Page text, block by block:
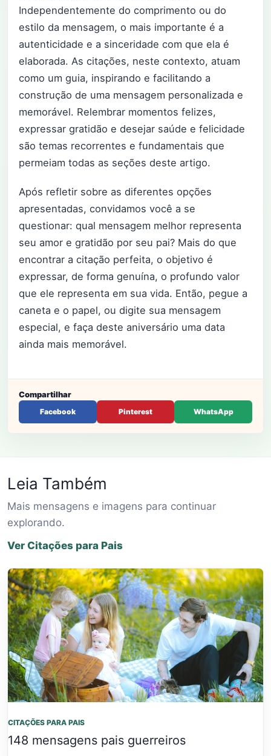
Independentemente do comprimento ou do
estilo da mensagem, o mais importante é a
autenticidade e a sinceridade com que ela é
elaborada. As citações, neste contexto, atuam
como um guia, inspirando e facilitando a
construção de uma mensagem personalizada e
memorável. Relembrar momentos felizes,
expressar gratidão e desejar saúde e felicidade
são temas recorrentes e fundamentais que
permeiam todas as seções deste artigo.
Após refletir sobre as diferentes opções
apresentadas, convidamos você a se
questionar: qual mensagem melhor representa
seu amor e gratidão por seu pai? Mais do que
encontrar a citação perfeita, o objetivo é
expressar, de forma genuína, o profundo valor
que ele representa em sua vida. Então, pegue a
caneta e o papel, ou digite sua mensagem
especial, e faça deste aniversário uma data
ainda mais memorável.
Compartilhar
Facebook Pinterest WhatsApp
Leia Também
Mais mensagens e imagens para continuar
explorando.
Ver Citações para Pais
CITAÇÕES PARA PAIS
148 mensagens pais guerreiros